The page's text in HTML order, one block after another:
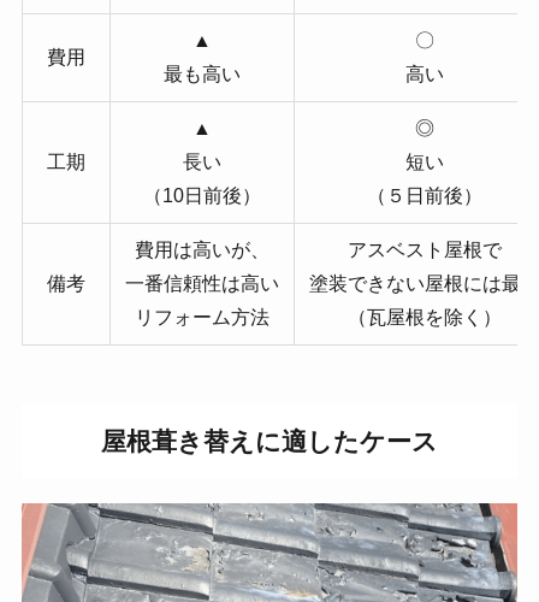
費用
▲
最も高い
〇
高い
工期
▲
長い
（10日前後）
◎
短い
（５日前後）
備考
費用は高いが、
一番信頼性は高い
リフォーム方法
アスベスト屋根で
塗装できない屋根には最適
（瓦屋根を除く）
屋根葺き替えに適したケース